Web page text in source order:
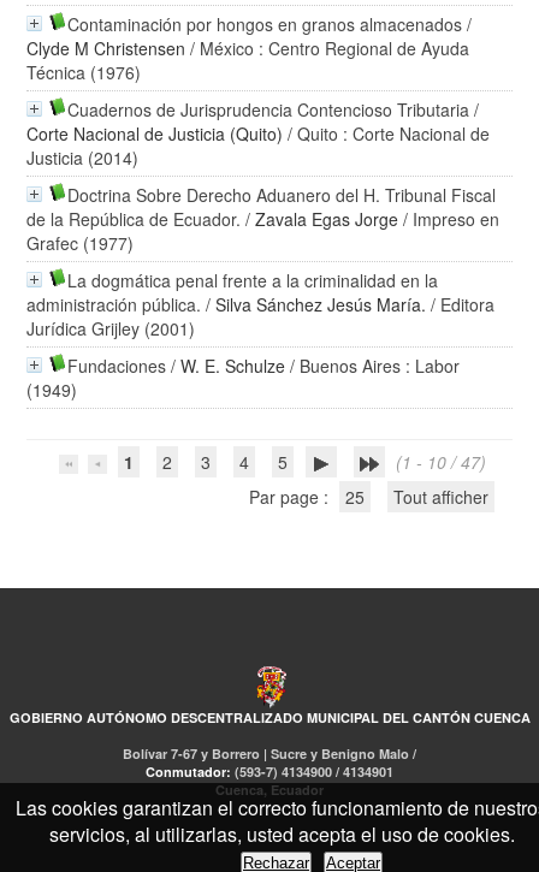
Contaminación por hongos en granos almacenados /
Clyde M Christensen / México : Centro Regional de Ayuda
Técnica (1976)
Cuadernos de Jurisprudencia Contencioso Tributaria /
Corte Nacional de Justicia (Quito) / Quito : Corte Nacional de
Justicia (2014)
Doctrina Sobre Derecho Aduanero del H. Tribunal Fiscal
de la República de Ecuador. /Zavala Egas Jorge / Impreso en
Grafec (1977)
La dogmática penal frente a la criminalidad en la
administración pública. /Silva Sánchez Jesús María. / Editora
Jurídica Grijley (2001)
Fundaciones /W. E. Schulze / Buenos Aires : Labor
(1949)
1 2 3 4 5
(1 - 10 / 47)
Par page :
25 Tout afficher
GOBIERNO AUTÓNOMO DESCENTRALIZADO MUNICIPAL DEL CANTÓN CUENCA
Bolívar 7-67 y Borrero | Sucre y Benigno Malo /
Conmutador: (593-7) 4134900 / 4134901
Cuenca, Ecuador
Las cookies garantizan el correcto funcionamiento de
servicios, al utilizarlas, usted acepta el uso de cookies.
Rechazar Aceptar